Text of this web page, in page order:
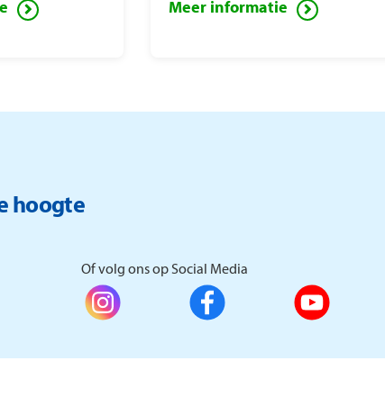
mensen met een lichamelijke
Meer informatie
hoogte
Of volg ons op Social Media